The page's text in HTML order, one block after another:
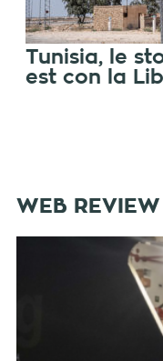
Tunisia, le
est con la
WEB REVIEW